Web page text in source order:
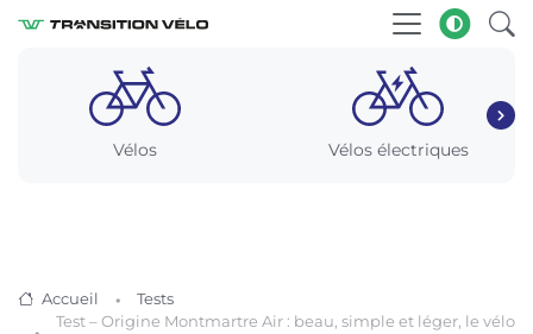
Vélos Vélos électriques
Accueil
Tests
Test – Origine Montmartre Air : beau, simple et léger, le vélo